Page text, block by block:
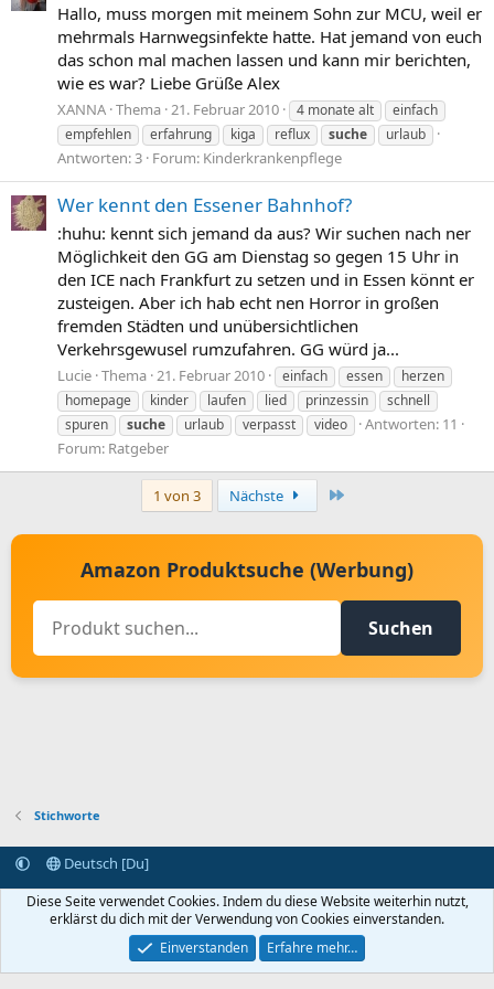
Hallo, muss morgen mit meinem Sohn zur MCU, weil er
mehrmals Harnwegsinfekte hatte. Hat jemand von euch
das schon mal machen lassen und kann mir berichten,
wie es war? Liebe Grüße Alex
XANNA Thema 21. Februar 2010 4 monate alt
einfach
empfehlen
erfahrung kiga reflux suche urlaub
Antworten: 3 Forum: Kinderkrankenpflege
Wer kennt den Essener Bahnhof?
:huhu: kennt sich jemand da aus? Wir suchen nach ner
Möglichkeit den GG am Dienstag so gegen 15 Uhr in
den ICE nach Frankfurt zu setzen und in Essen könnt er
zusteigen. Aber ich hab echt nen Horror in großen
fremden Städten und unübersichtlichen
Verkehrsgewusel rumzufahren. GG würd ja...
Lucie Thema 21. Februar 2010 einfach essen
herzen
homepage
kinder laufen lied prinzessin
schnell
spuren
suche urlaub verpasst video
Antworten: 11
Forum: Ratgeber
1 von 3 Nächste
Amazon Produktsuche (Werbung)
Suchen
Stichworte
Deutsch [Du]
Kontakt aufnehmen
Bedingungen und Regeln
Datenschutz
Startseite
R
S
Community platform by XenForo® © 2010-2024 XenForo Ltd.
Diese Seite verwendet Cookies. Indem du diese Website weiterhin nutzt,
erklärst du dich mit der Verwendung von Cookies einverstanden.
Einverstanden
Erfahre mehr…